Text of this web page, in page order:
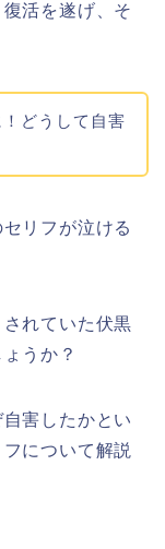
活を遂げ、そ
どうして自害
リフが泣ける
れていた伏黒
うか？
害したかとい
について解説